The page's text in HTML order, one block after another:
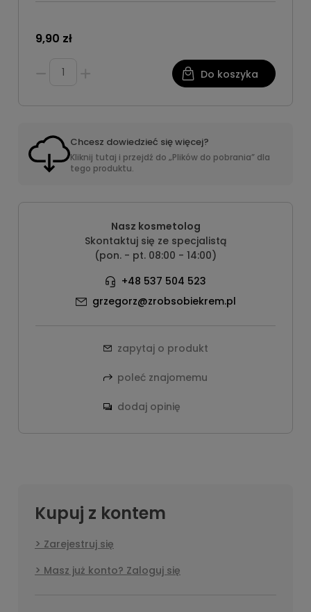
9,90 zł
Do koszyka
Chcesz dowiedzieć się więcej?
Kliknij tutaj i przejdź do „Plików do pobrania” dla
tego produktu.
Nasz kosmetolog
Skontaktuj się ze specjalistą
(pon. - pt. 08:00 - 14:00)
+48 537 504 523
grzegorz@zrobsobiekrem.pl
zapytaj o produkt
poleć znajomemu
dodaj opinię
Kupuj z kontem
Zarejestruj się
Masz już konto? Zaloguj się